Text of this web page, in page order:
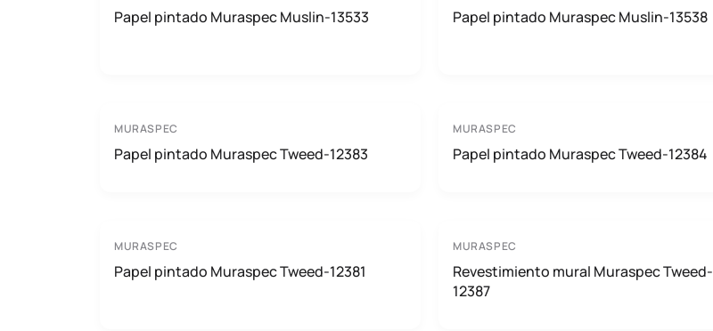
Papel pintado Muraspec Muslin-13533 Papel pintado Muraspec Muslin-13538
MURASPEC
Papel pintado Muraspec Tweed-12383
MURASPEC
Papel pintado Muraspec Tweed-12384
MURASPEC
Papel pintado Muraspec Tweed-12381
MURASPEC
Revestimiento mural Muraspec Tweed-
12387